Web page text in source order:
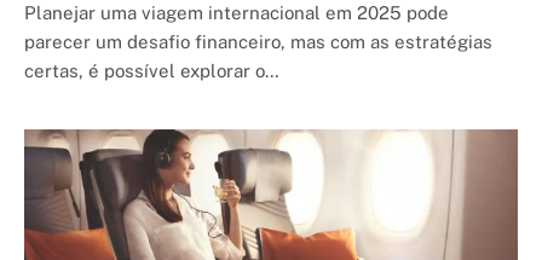
Planejar uma viagem internacional em 2025 pode
parecer um desafio financeiro, mas com as estratégias
certas, é possível explorar o…